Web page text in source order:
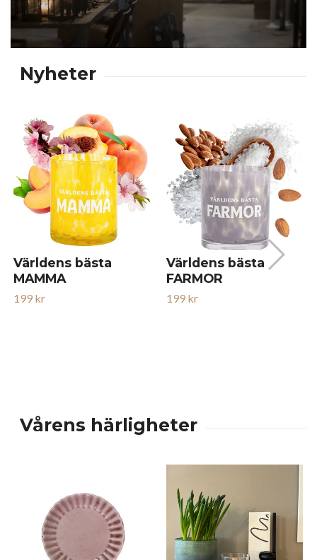
Världens bästa
MAMMA
199 kr
Världens bästa
FARMOR
199 kr